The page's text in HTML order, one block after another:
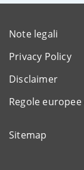
Note legali
Privacy Policy
Disclaimer
Regole
Sitemap